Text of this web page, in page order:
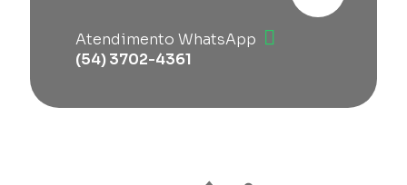
Atendimento WhatsApp
(54) 3702-4361